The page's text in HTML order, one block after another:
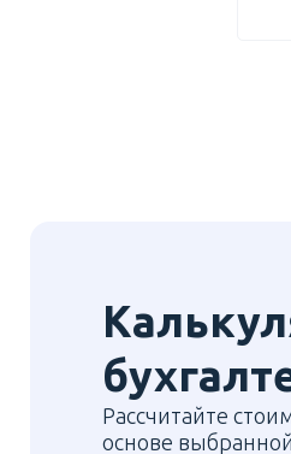
Рассчитайте
основе